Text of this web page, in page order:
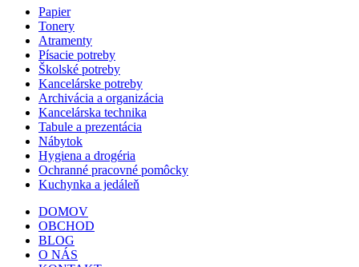
Papier
Tonery
Atramenty
Písacie potreby
Školské potreby
Kancelárske potreby
Archivácia a organizácia
Kancelárska technika
Tabule a prezentácia
Nábytok
Hygiena a drogéria
Ochranné pracovné pomôcky
Kuchynka a jedáleň
DOMOV
OBCHOD
BLOG
O NÁS